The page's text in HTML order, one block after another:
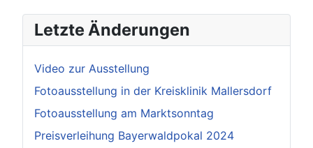
Letzte Änderungen
Video zur Ausstellung
Fotoausstellung in der Kreisklinik Mallersdorf
Fotoausstellung am Marktsonntag
Preisverleihung Bayerwaldpokal 2024